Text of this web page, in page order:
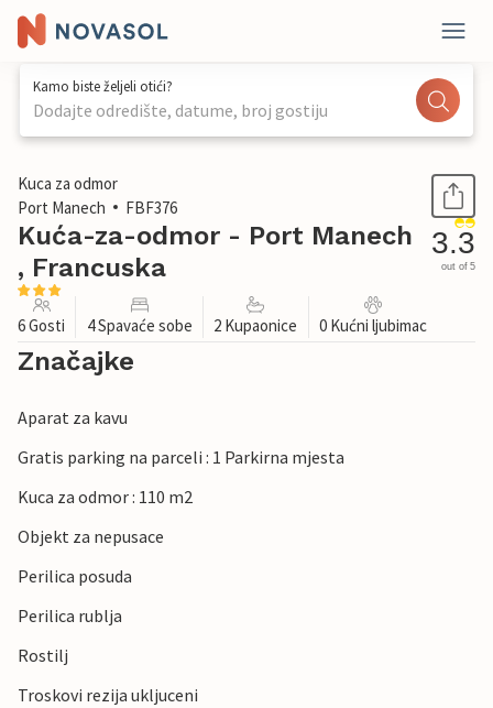
Kamo biste željeli otići?
Dodajte odredište, datume, broj gostiju
1 / 26
Kuca za odmor
Port Manech
FBF376
Kuća-za-odmor - Port Manech
, Francuska
3.3
out of 5
6 Gosti 4 Spavaće sobe 2 Kupaonice 0 Kućni ljubimac
Značajke
Aparat za kavu
Gratis parking na parceli : 1 Parkirna mjesta
Kuca za odmor : 110 m2
Objekt za nepusace
Perilica posuda
Perilica rublja
Rostilj
Troskovi rezija ukljuceni